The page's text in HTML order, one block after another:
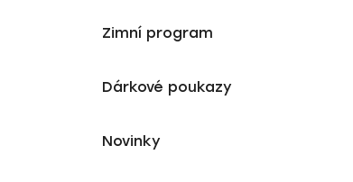
Zimní program
Dárkové poukazy
Novinky